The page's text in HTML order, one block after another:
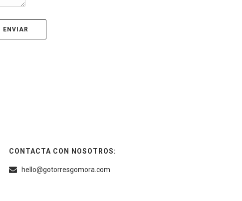
CONTACTA CON NOSOTROS:
hello@gotorresgomora.com